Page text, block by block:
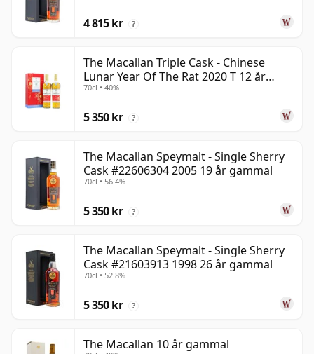
4 815 kr ?
The Macallan Triple Cask - Chinese
Lunar Year Of The Rat 2020 T 12 år
gammal
70cl • 40%
5 350 kr ?
The Macallan Speymalt - Single Sherry
Cask #22606304 2005 19 år gammal
70cl • 56.4%
5 350 kr ?
The Macallan Speymalt - Single Sherry
Cask #21603913 1998 26 år gammal
70cl • 52.8%
5 350 kr ?
The Macallan 10 år gammal